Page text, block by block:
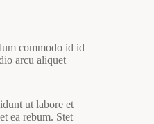
commodo id id
arcu aliquet
ut labore et
ea rebum. Stet